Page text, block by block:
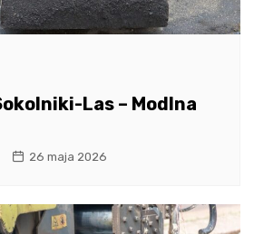
Las – Modlna
26 maja 2026